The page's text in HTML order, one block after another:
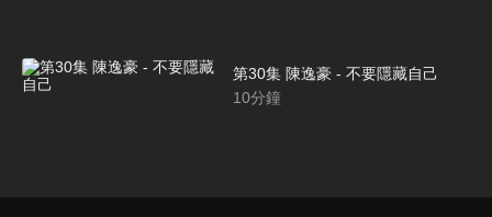
第30集 陳逸豪 - 不要隱藏自己
10分鐘